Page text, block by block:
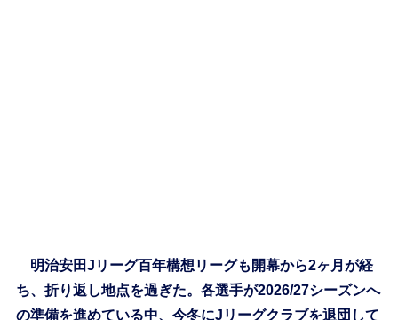
明治安田Jリーグ百年構想リーグも開幕から2ヶ月が経
ち、折り返し地点を過ぎた。各選手が2026/27シーズンへ
の準備を進めている中、今冬にJリーグクラブを退団して